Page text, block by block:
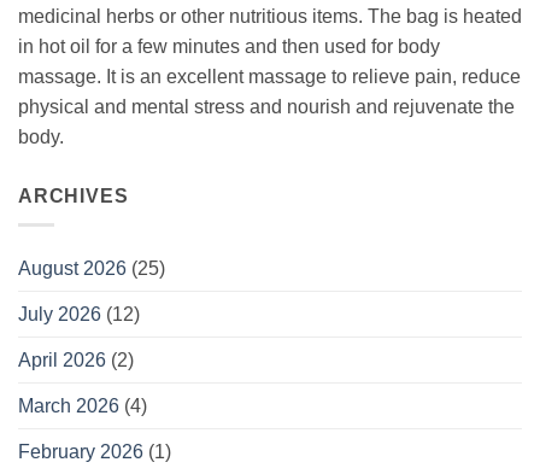
medicinal herbs or other nutritious items. The bag is heated
in hot oil for a few minutes and then used for body
massage. It is an excellent massage to relieve pain, reduce
physical and mental stress and nourish and rejuvenate the
body.
ARCHIVES
August 2026 (25)
July 2026 (12)
April 2026 (2)
March 2026 (4)
February 2026 (1)